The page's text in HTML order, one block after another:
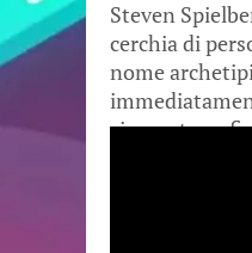
Steven
cerchia di
nome